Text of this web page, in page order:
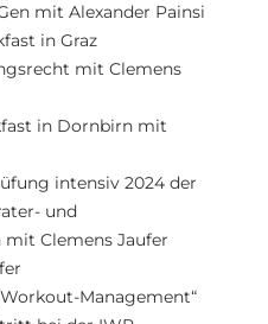
mit Alexander Painsi
in Graz
mit Clemens
in Dornbirn mit
intensiv 2024 der
und
Clemens Jaufer
Management“